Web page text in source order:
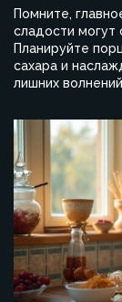
Помните,
сладости могут
Планируйте
сахара и
лишних